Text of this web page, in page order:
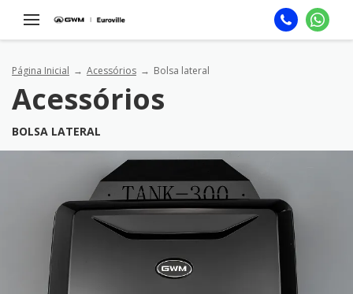
Página Inicial Acessórios Bolsa lateral
Acessórios
BOLSA LATERAL